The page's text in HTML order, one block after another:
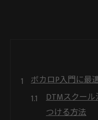
ボカロP入門に最
DTMスクー
つける方法